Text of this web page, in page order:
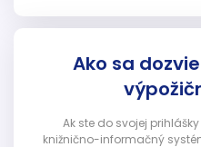
Ako sa
Ak ste do svojej
knižnično-informačný